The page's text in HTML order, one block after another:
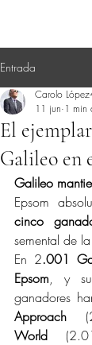
Entrada
El
Galileo en
Carolo
11 jun 1 min
Galileo
cinco
semental de
En 2.001
Epsom, y
ganadores
Approach
World